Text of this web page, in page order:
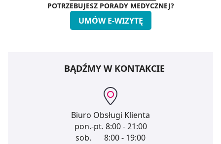
POTRZEBUJESZ PORADY MEDYCZNEJ?
UMÓW E-WIZYTĘ
BĄDŹMY W KONTAKCIE
Biuro Obsługi Klienta
pon.-pt. 8:00 - 21:00
sob.
8:00 - 19:00